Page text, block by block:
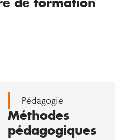
Pédagogie
Méthodes
pédagogiques